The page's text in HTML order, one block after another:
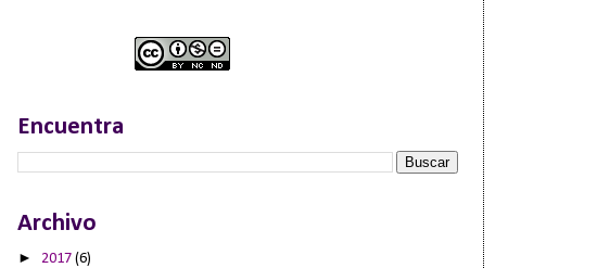
Encuentra
Archivo
► 2017 (6)